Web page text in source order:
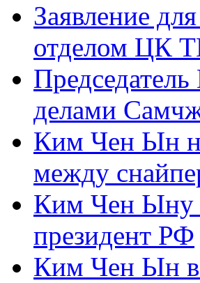
Заявление
отделом ЦК
делами
Ким Чен Ын
между
Ким Чен Ыну
президент РФ
Ким Чен Ын